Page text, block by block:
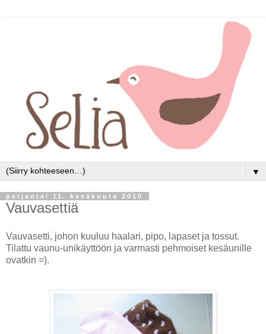
▼
perjantai 11. kesäkuuta 2010
Vauvasettiä
Vauvasetti, johon kuuluu haalari, pipo, lapaset ja tossut.
Tilattu vaunu-unikäyttöön ja varmasti pehmoiset kesäunille
ovatkin =).